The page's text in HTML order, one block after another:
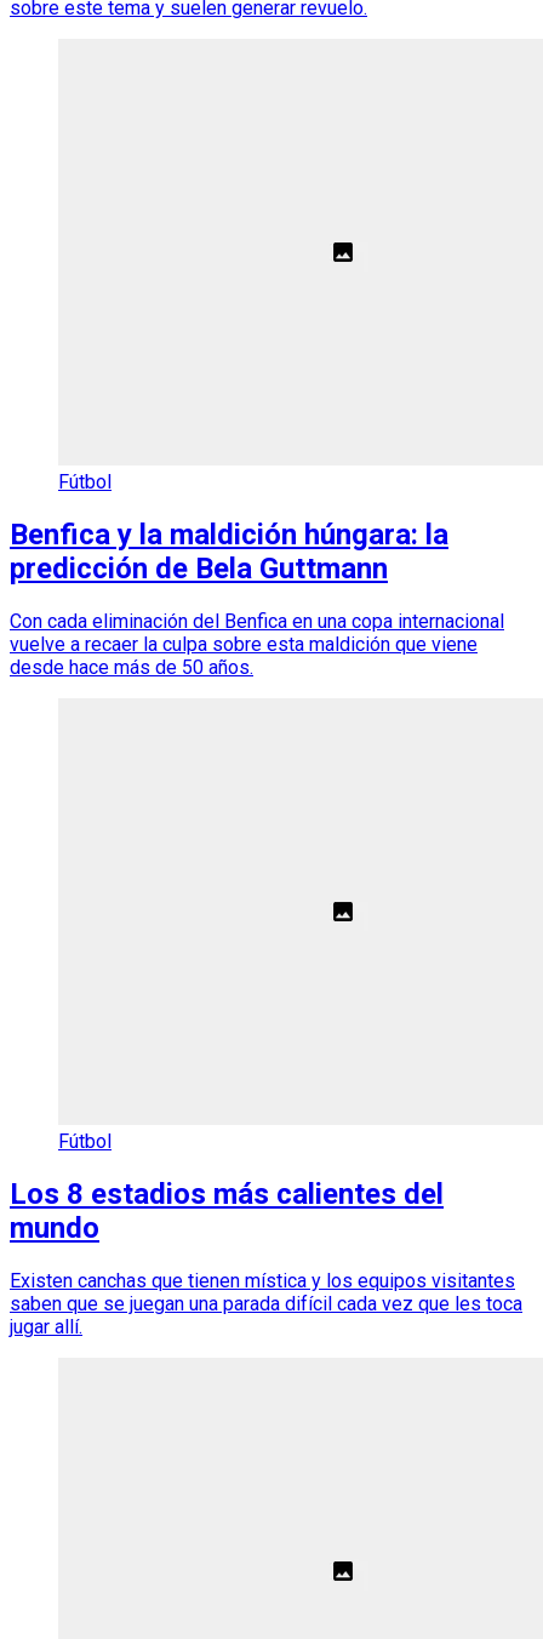
sobre este tema y suelen generar revuelo.
Fútbol
Benfica y la maldición húngara: la
predicción de Bela Guttmann
Con cada eliminación del Benfica en una copa internacional
vuelve a recaer la culpa sobre esta maldición que viene
desde hace más de 50 años.
Fútbol
Los 8 estadios más calientes del
mundo
Existen canchas que tienen mística y los equipos visitantes
saben que se juegan una parada difícil cada vez que les toca
jugar allí.